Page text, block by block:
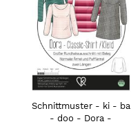
Schnittmuster - ki - ba
- doo - Dora -